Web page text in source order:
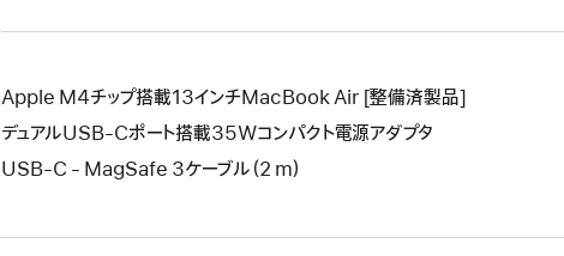
ウ
イ
ド
が
い
ウ
イ
ウ
よ
新
い
ウ
Apple M4チップ搭載13インチMacBook Air [整備済製品]
デュアルUSB-Cポート搭載35Wコンパクト電源アダプタ
USB-C - MagSafe 3ケーブル（2 m）